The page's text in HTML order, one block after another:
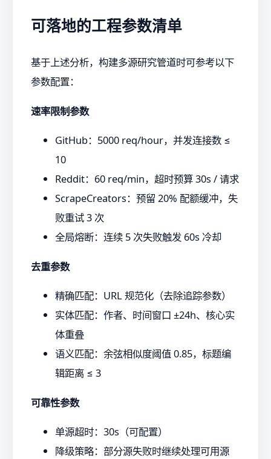
可落地的工程参数清单
基于上述分析，构建多源研究管道时可参考以下
参数配置：
速率限制参数
GitHub：5000 req/hour，并发连接数 ≤
10
Reddit：60 req/min，超时预算 30s / 请求
ScrapeCreators：预留 20% 配额缓冲，失
败重试 3 次
全局熔断：连续 5 次失败触发 60s 冷却
去重参数
精确匹配：URL 规范化（去除追踪参数）
实体匹配：作者、时间窗口 ±24h、核心实
体重叠
语义匹配：余弦相似度阈值 0.85，标题编
辑距离 ≤ 3
可靠性参数
单源超时：30s（可配置）
降级策略：部分源失败时继续处理可用源